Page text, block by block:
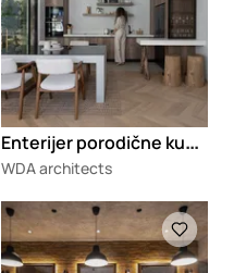
E
nterijer porodične kuće Lignum
WDA architects
Loading